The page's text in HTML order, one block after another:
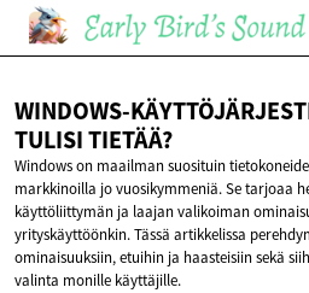
WINDOWS-
TULISI TIETÄÄ?
Windows on maailman suosituin
markkinoilla jo vuosikymmeniä. Se tarjoaa
käyttöliittymän ja laajan valikoiman
yrityskäyttöönkin. Tässä artikkelissa
ominaisuuksiin, etuihin ja haasteisiin sekä
valinta monille käyttäjille.